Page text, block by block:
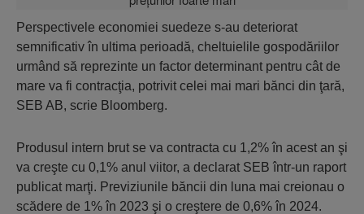
Perspectivele economiei suedeze s-au deteriorat
semnificativ în ultima perioadă, cheltuielile gospodăriilor
urmând să reprezinte un factor determinant pentru cât de
mare va fi contracţia, potrivit celei mai mari bănci din ţară,
SEB AB, scrie Bloomberg.
Produsul intern brut se va contracta cu 1,2% în acest an şi
va creşte cu 0,1% anul viitor, a declarat SEB într-un raport
publicat marţi. Previziunile băncii din luna mai creionau o
scădere de 1% în 2023 şi o creştere de 0,6% în 2024.